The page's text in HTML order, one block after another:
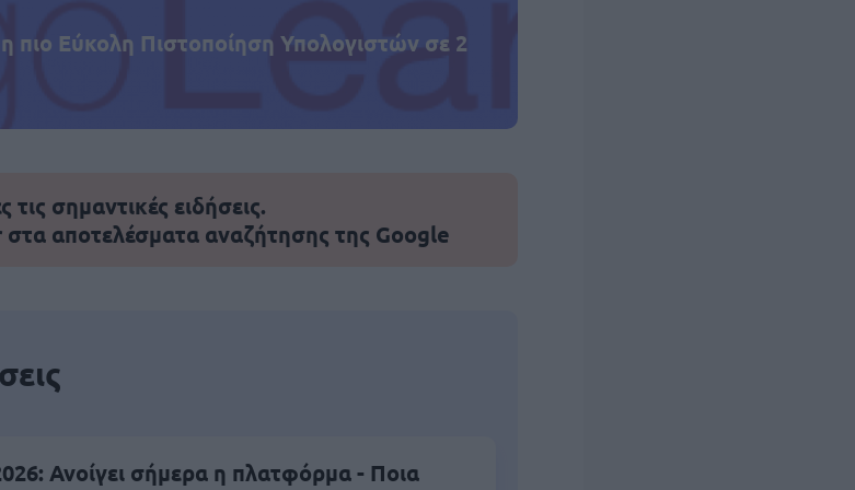
Εύκολη Πιστοποίηση Υπολογιστών σε 2
σημαντικές ειδήσεις.
αποτελέσματα αναζήτησης της Google
Ανοίγει σήμερα η πλατφόρμα - Ποια